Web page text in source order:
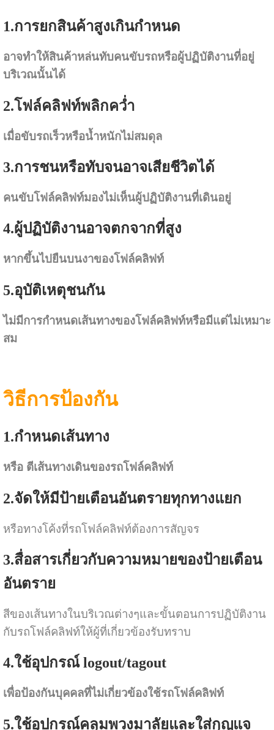
1.การยกสินค้าสูงเกินกำหนด
อาจทำให้สินค้าหล่นทับคนขับรถหรือผู้ปฏิบัติงานที่อยู่
บริเวณนั้นได้
2.โฟล์คลิฟท์พลิกคว่ำ
เมื่อขับรถเร็วหรือน้ำหนักไม่สมดุล
3.การชนหรือทับจนอาจเสียชีวิตได้
คนขับโฟล์คลิฟท์มองไม่เห็นผู้ปฏิบัติงานที่เดินอยู่
4.ผู้ปฏิบัติงานอาจตกจากที่สูง
หากขึ้นไปยืนบนงาของโฟล์คลิฟท์
5.อุบัติเหตุชนกัน
ไม่มีการกำหนดเส้นทางของโฟล์คลิฟท์หรือมีแต่ไม่เหมาะ
สม
วิธีการป้องกัน
1.กำหนดเส้นทาง
หรือ ตีเส้นทางเดินของรถโฟล์คลิฟท์
2.จัดให้มีป้ายเตือนอันตรายทุกทางแยก
หรือทางโค้งที่รถโฟล์คลิฟท์ต้องการสัญจร
3.สื่อสารเกี่ยวกับความหมายของป้ายเตือน
อันตราย
สีของเส้นทางในบริเวณต่างๆและขั้นตอนการปฏิบัติงาน
กับรถโฟล์คลิฟท์ให้ผู้ที่เกี่ยวข้องรับทราบ
4.ใช้อุปกรณ์ logout/tagout
เพื่อป้องกันบุคคลที่ไม่เกี่ยวข้องใช้รถโฟล์คลิฟท์
5.ใช้อุปกรณ์คลุมพวงมาลัยและใส่กุญแจ